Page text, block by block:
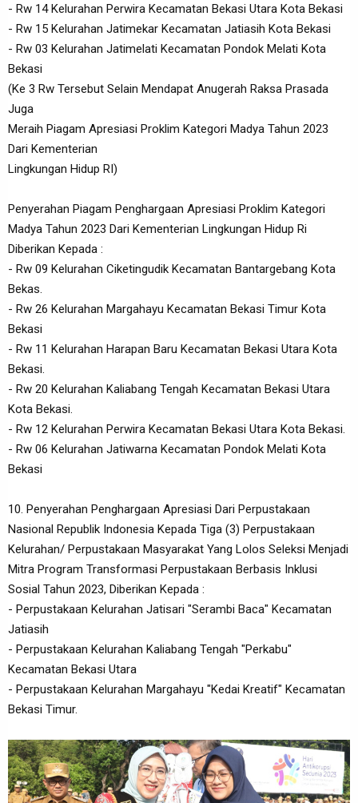
- Rw 14 Kelurahan Perwira Kecamatan Bekasi Utara Kota Bekasi
- Rw 15 Kelurahan Jatimekar Kecamatan Jatiasih Kota Bekasi
- Rw 03 Kelurahan Jatimelati Kecamatan Pondok Melati Kota
Bekasi
(Ke 3 Rw Tersebut Selain Mendapat Anugerah Raksa Prasada
Juga
Meraih Piagam Apresiasi Proklim Kategori Madya Tahun 2023
Dari Kementerian
Lingkungan Hidup RI)
Penyerahan Piagam Penghargaan Apresiasi Proklim Kategori
Madya Tahun 2023 Dari Kementerian Lingkungan Hidup Ri
Diberikan Kepada :
- Rw 09 Kelurahan Ciketingudik Kecamatan Bantargebang Kota
Bekas.
- Rw 26 Kelurahan Margahayu Kecamatan Bekasi Timur Kota
Bekasi
- Rw 11 Kelurahan Harapan Baru Kecamatan Bekasi Utara Kota
Bekasi.
- Rw 20 Kelurahan Kaliabang Tengah Kecamatan Bekasi Utara
Kota Bekasi.
- Rw 12 Kelurahan Perwira Kecamatan Bekasi Utara Kota Bekasi.
- Rw 06 Kelurahan Jatiwarna Kecamatan Pondok Melati Kota
Bekasi
10. Penyerahan Penghargaan Apresiasi Dari Perpustakaan
Nasional Republik Indonesia Kepada Tiga (3) Perpustakaan
Kelurahan/ Perpustakaan Masyarakat Yang Lolos Seleksi Menjadi
Mitra Program Transformasi Perpustakaan Berbasis Inklusi
Sosial Tahun 2023, Diberikan Kepada :
- Perpustakaan Kelurahan Jatisari "Serambi Baca" Kecamatan
Jatiasih
- Perpustakaan Kelurahan Kaliabang Tengah "Perkabu"
Kecamatan Bekasi Utara
- Perpustakaan Kelurahan Margahayu "Kedai Kreatif" Kecamatan
Bekasi Timur.